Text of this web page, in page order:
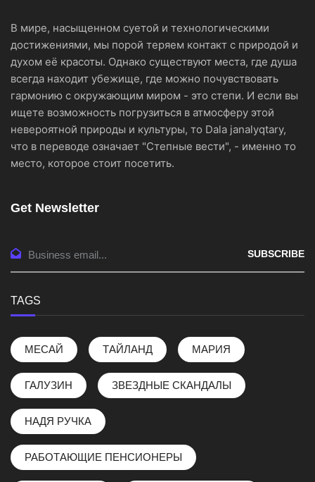
В мире, насыщенном суетой и технологическими
достижениями, мы порой теряем контакт с природой и
духом её красоты. Однако существуют места, где душа
всегда находит убежище, где можно почувствовать
гармонию с окружающим миром - это степи. И если вы
ищете возможность погрузиться в атмосферу этой
невероятной природы и культуры, то Dala janalyqtary,
что в переводе означает "Степные вести", - именно то
место, которое стоит посетить.
Get Newsletter
SUBSCRIBE
TAGS
МЕСАЙ ТАЙЛАНД МАРИЯ
ГАЛУЗИН ЗВЕЗДНЫЕ СКАНДАЛЫ
НАДЯ РУЧКА
РАБОТАЮЩИЕ ПЕНСИОНЕРЫ